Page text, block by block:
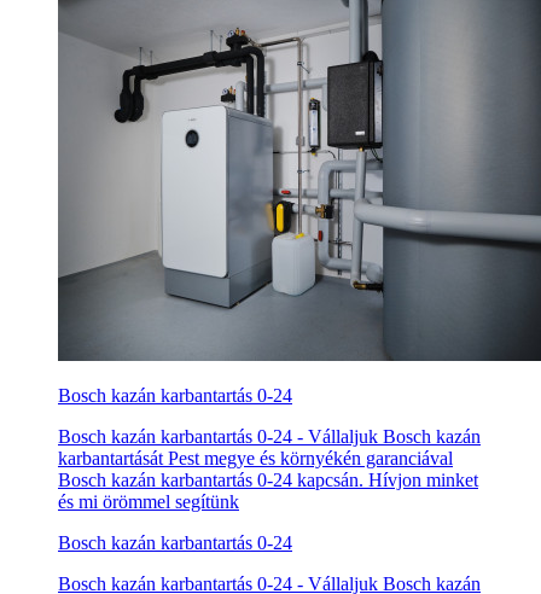
Bosch kazán karbantartás 0-24
Bosch kazán karbantartás 0-24 - Vállaljuk Bosch kazán
karbantartását Pest megye és környékén garanciával
Bosch kazán karbantartás 0-24 kapcsán. Hívjon minket
és mi örömmel segítünk
Bosch kazán karbantartás 0-24
Bosch kazán karbantartás 0-24 - Vállaljuk Bosch kazán